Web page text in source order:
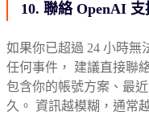
10. 聯絡 OpenAI 支
如果你已超過 24 小時無
任何事件， 建議直接聯
包含你的帳號方案、最
久。 資訊越模糊，通常